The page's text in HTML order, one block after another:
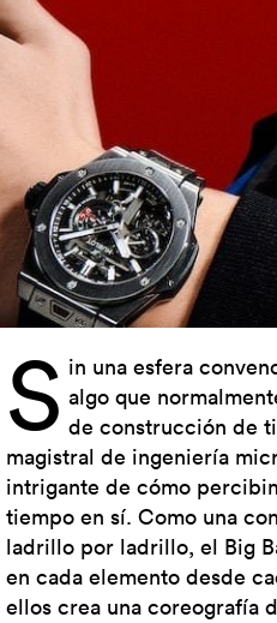
S in una esfera
algo que
de construcción de
magistral de ingeniería
intrigante de cómo
tiempo en sí. Como una
ladrillo por ladrillo, el Big
en cada elemento desde
ellos crea una coreografía